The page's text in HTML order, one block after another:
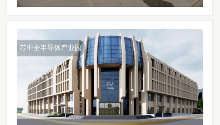
芯中全半导体产业园